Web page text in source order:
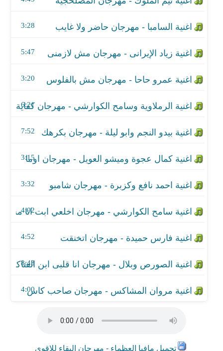
3:28
5:47
3:20
6:21
7:52
3:15
3:32
اغنية سامح الكوارشي - مهرجان اخلعي ابت انا مش
4:02
اغنية فارس حميدة - مهرجان اتخنقت
4:52
اغنية الصورص وبلال - مهرجان انا قلبى ابن الفتاكه 2
8:43
4:00
تحميل مافيا العظماء - مهرجان البقاء للاقوي